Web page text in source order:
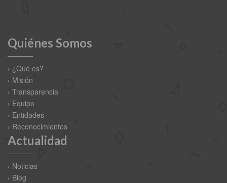
Quiénes Somos
¿Qué es?
Misión
Transparencia
Equipo
Entidades
Reconocimientos
Actualidad
Noticias
Blog